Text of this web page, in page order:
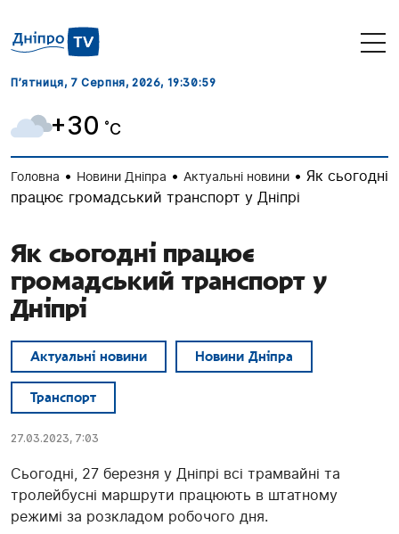
П’ятниця, 7 Серпня, 2026, 19:31:00
+30 ˚C
Головна • Новини Дніпра • Актуальні новини • Як сьогодні
працює громадський транспорт у Дніпрі
Як сьогодні працює
громадський транспорт у
Дніпрі
Актуальні новини Новини Дніпра
Транспорт
27.03.2023, 7:03
Сьогодні, 27 березня у Дніпрі всі трамвайні та
тролейбусні маршрути працюють в штатному
режимі за розкладом робочого дня.